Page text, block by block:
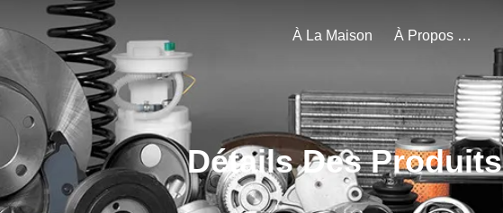
À La Maison À Propos De Nous
Détails Des Produits